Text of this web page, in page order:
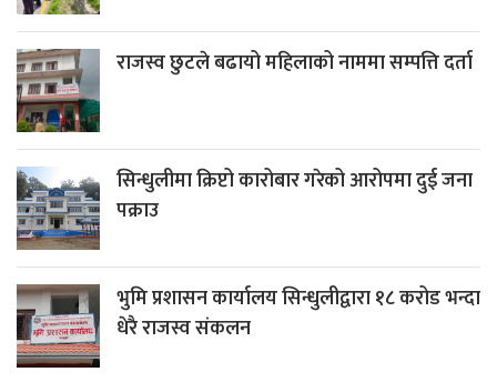
राजस्व छुटले बढायो महिलाको नाममा सम्पत्ति दर्ता
सिन्धुलीमा क्रिप्टो कारोबार गरेको आरोपमा दुई जना
पक्राउ
भुमि प्रशासन कार्यालय सिन्धुलीद्वारा १८ करोड भन्दा
धेरै राजस्व संकलन